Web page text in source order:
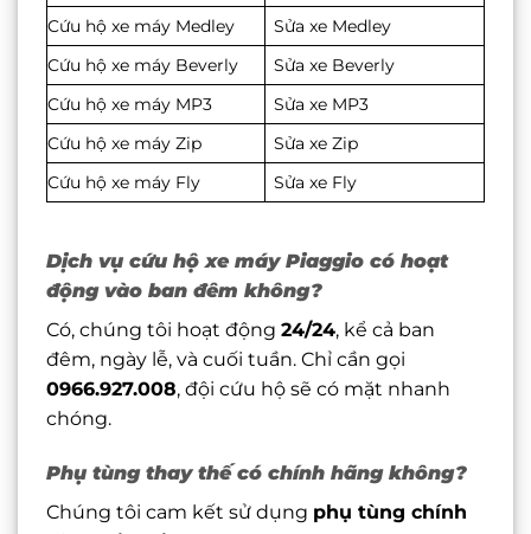
Cứu hộ xe máy Medley
Sửa xe Medley
Cứu hộ xe máy Beverly
Sửa xe Beverly
Cứu hộ xe máy MP3
Sửa xe MP3
Cứu hộ xe máy Zip
Sửa xe Zip
Cứu hộ xe máy Fly
Sửa xe Fly
Dịch vụ cứu hộ xe máy Piaggio có hoạt
động vào ban đêm không?
Có, chúng tôi hoạt động 24/24, kể cả ban
đêm, ngày lễ, và cuối tuần. Chỉ cần gọi
0966.927.008, đội cứu hộ sẽ có mặt nhanh
chóng.
Phụ tùng thay thế có chính hãng không?
Chúng tôi cam kết sử dụng phụ tùng chính